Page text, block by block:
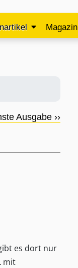
Magazin
Ausgabe ››
es dort nur
mit